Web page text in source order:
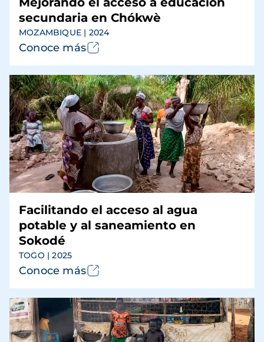
secundaria en Chókwè
MOZAMBIQUE | 2024
Conoce más
Facilitando el acceso al agua
potable y al saneamiento en
Sokodé
TOGO | 2025
Conoce más